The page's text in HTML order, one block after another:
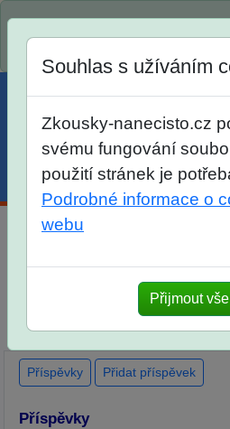
Menu Účet Košík
po skutečných přijímacích
zkouškách
Souhlas s užíváním
Zkousky-nanecisto.cz
svému fungování
použití stránek je
Podrobné informace o
webu
Přijmout vše
Příspěvky Přidat příspěvek
Příspěvky